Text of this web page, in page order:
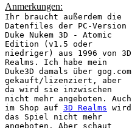
Anmerkungen:
Ihr braucht außerdem die
Datenfiles der PC-Version
Duke Nukem 3D - Atomic
Edition (v1.5 oder
niedriger) aus 1996 von 3D
Realms. Ich habe mein
Duke3D damals über gog.com
gekauft/lizenziert, aber
da wird sie inzwischen
nicht mehr angeboten. Auch
im Shop auf 3D Realms wird
das Spiel nicht mehr
angeboten. Aber schaut